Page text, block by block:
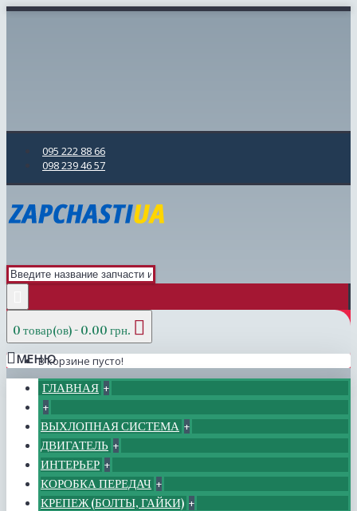
095 222 88 66
098 239 46 57
0 товар(ов) - 0.00 грн.
В корзине пусто!
МЕНЮ
ГЛАВНАЯ +
+
ВЫХЛОПНАЯ СИСТЕМА +
ДВИГАТЕЛЬ +
ИНТЕРЬЕР +
КОРОБКА ПЕРЕДАЧ +
КРЕПЕЖ (БОЛТЫ, ГАЙКИ) +